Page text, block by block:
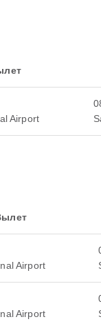
Airport
Airport
Airport